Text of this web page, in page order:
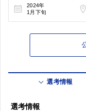
2024年
1月下旬
選考情報
選考情報